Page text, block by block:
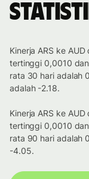
Kinerja ARS ke
tertinggi 0,0010
rata 30 hari adalah
adalah -2.18.
Kinerja ARS ke
tertinggi 0,0010
rata 90 hari adalah
-4.05.